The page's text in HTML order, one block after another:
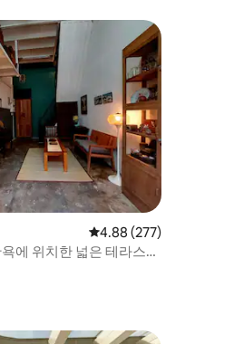
개
평점 4.88점(5점 만점),
4.88 (277)
에 위치한 넓은 테라스가